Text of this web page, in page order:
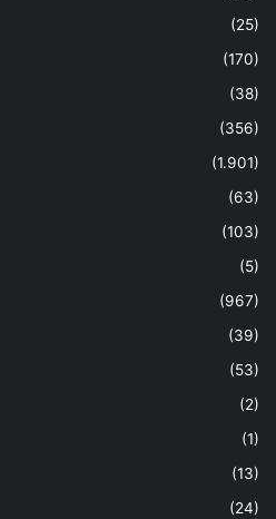
(25)
(170)
(38)
(356)
(1.901)
(63)
(103)
(5)
(967)
(39)
(53)
(2)
(1)
(13)
(24)